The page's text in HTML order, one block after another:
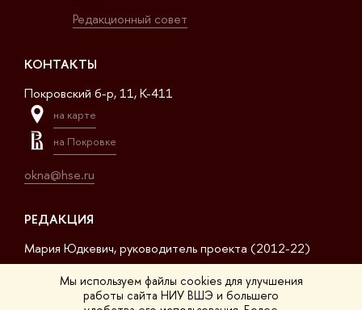
Мы используем файлы cookies для улучшения
работы сайта НИУ ВШЭ и большего
Редакционный совет
КОНТАКТЫ
Покровский б-р, 11, K-411
на карте
на Покровке
okna@hse.ru
РЕДАКЦИЯ
Мария Юдкевич, руководитель проекта (2012-22)
Дмитрий Дагаев, руководитель проекта (2022-23)
Сергей Матвеев, шеф-редактор (2017-23)